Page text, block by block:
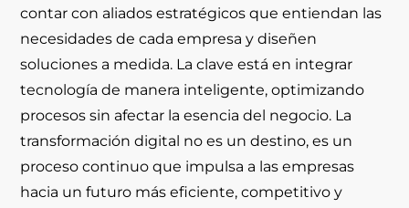
contar con aliados estratégicos que entiendan las
necesidades de cada empresa y diseñen
soluciones a medida. La clave está en integrar
tecnología de manera inteligente, optimizando
procesos sin afectar la esencia del negocio. La
transformación digital no es un destino, es un
proceso continuo que impulsa a las empresas
hacia un futuro más eficiente, competitivo y